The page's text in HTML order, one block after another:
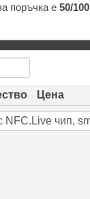
поръчка е 50/100
Цена